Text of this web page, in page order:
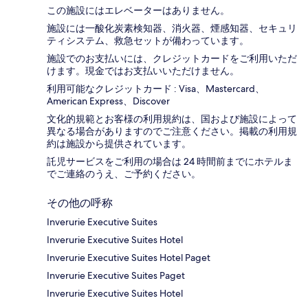
この施設にはエレベーターはありません。
施設には一酸化炭素検知器、消火器、煙感知器、セキュリ
ティシステム、救急セットが備わっています。
施設でのお支払いには、クレジットカードをご利用いただ
けます。現金ではお支払いいただけません。
利用可能なクレジットカード : Visa、Mastercard、
American Express、Discover
文化的規範とお客様の利用規約は、国および施設によって
異なる場合がありますのでご注意ください。掲載の利用規
約は施設から提供されています。
託児サービスをご利用の場合は 24 時間前までにホテルま
でご連絡のうえ、ご予約ください。
その他の呼称
Inverurie Executive Suites
Inverurie Executive Suites Hotel
Inverurie Executive Suites Hotel Paget
Inverurie Executive Suites Paget
Inverurie Executive Suites Hotel